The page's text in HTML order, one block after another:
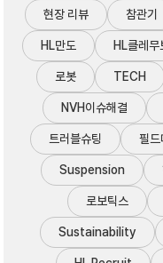
현장 리뷰 참관기
HL만도 HL클레무
로봇 TECH
NVH이슈해결
트러블슈팅 필드
Suspension
로보틱스
Sustainability